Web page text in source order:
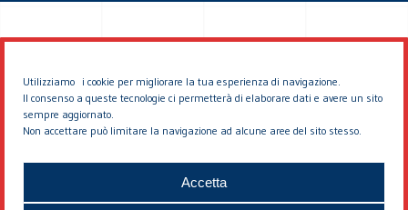
Utilizziamo i cookie per migliorare la tua esperienza di navigazione.
Il consenso a queste tecnologie ci permetterà di elaborare dati e avere un sito
sempre aggiornato.
Non accettare può limitare la navigazione ad alcune aree del sito stesso.
Accetta
© 2026 EDDYBURG